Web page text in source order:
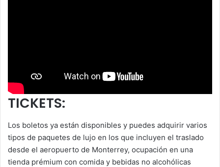
TICKETS:
Los boletos ya están disponibles y puedes adquirir varios
tipos de paquetes de lujo en los que incluyen el traslado
desde el aeropuerto de Monterrey, ocupación en una
tienda prémium con comida y bebidas no alcohólicas